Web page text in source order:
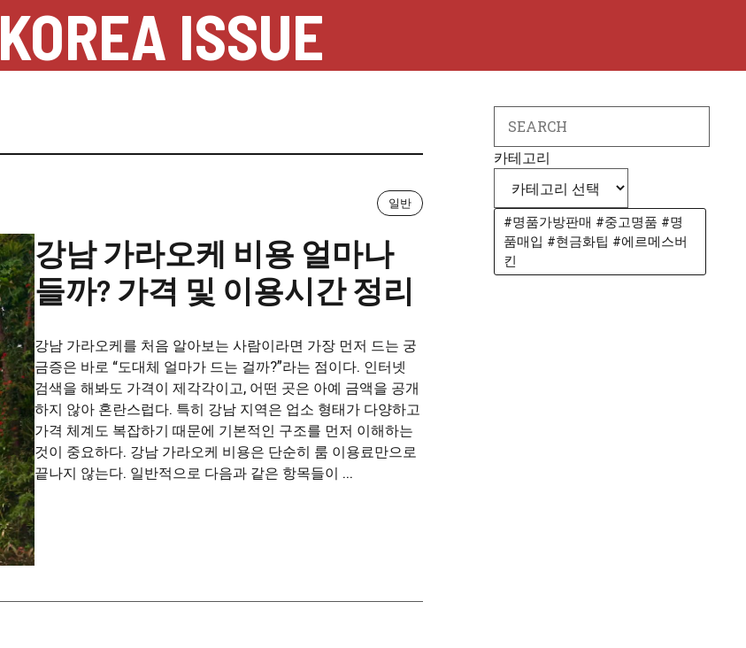
KOREA ISSUE
일반
강남 가라오케 비용 얼마나
들까? 가격 및 이용시간 정리
강남 가라오케를 처음 알아보는 사람이라면 가장 먼저 드는 궁
금증은 바로 “도대체 얼마가 드는 걸까?”라는 점이다. 인터넷
검색을 해봐도 가격이 제각각이고, 어떤 곳은 아예 금액을 공개
하지 않아 혼란스럽다. 특히 강남 지역은 업소 형태가 다양하고
가격 체계도 복잡하기 때문에 기본적인 구조를 먼저 이해하는
것이 중요하다. 강남 가라오케 비용은 단순히 룸 이용료만으로
끝나지 않는다. 일반적으로 다음과 같은 항목들이 ...
카테고리
#명품가방판매 #중고명품 #명
품매입 #현금화팁 #에르메스버
킨